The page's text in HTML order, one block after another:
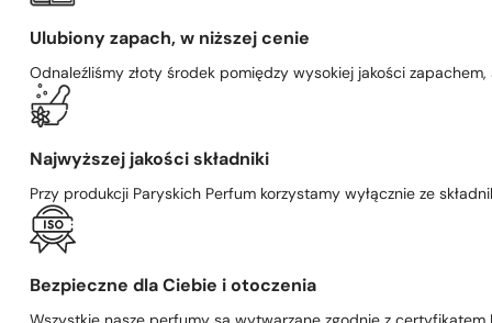
Ulubiony zapach, w niższej cenie
Odnaleźliśmy złoty środek pomiędzy wysokiej jakości
Najwyższej jakości składniki
Przy produkcji Paryskich Perfum korzystamy wyłącznie ze
Bezpieczne dla Ciebie i otoczenia